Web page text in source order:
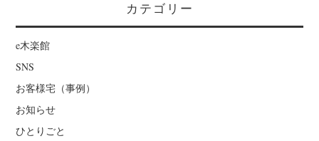
カテゴリー
e木楽館
SNS
お客様宅（事例）
お知らせ
ひとりごと